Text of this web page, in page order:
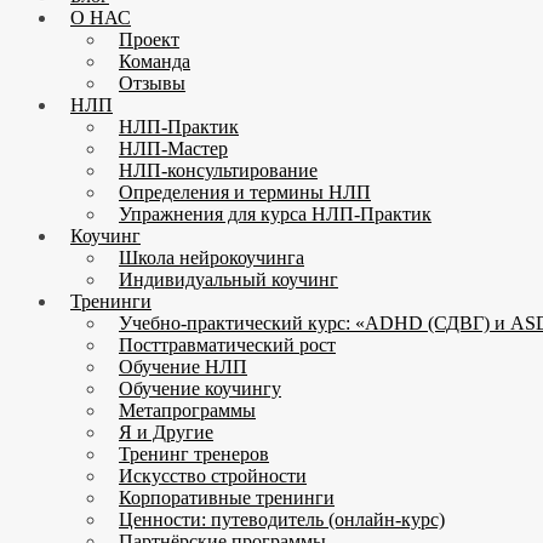
О НАС
Проект
Команда
Отзывы
НЛП
НЛП-Практик
НЛП-Мастер
НЛП-консультирование
Определения и термины НЛП
Упражнения для курса НЛП-Практик
Коучинг
Школа нейрокоучинга
Индивидуальный коучинг
Тренинги
Учебно-практический курс: «ADHD (СДВГ) и
Посттравматический рост
Обучение НЛП
Обучение коучингу
Метапрограммы
Я и Другие
Тренинг тренеров
Искусство стройности
Корпоративные тренинги
Ценности: путеводитель (онлайн-курс)